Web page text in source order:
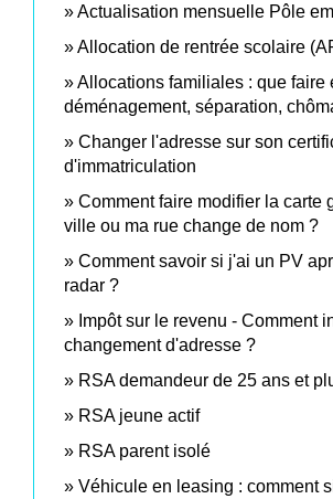
Actualisation mensuelle Pôle
Allocation de rentrée scolaire
Allocations familiales : que faire
déménagement, séparation,
Changer l'adresse sur son
d'immatriculation
Comment faire modifier la carte
ville ou ma rue change de nom ?
Comment savoir si j'ai un PV
radar ?
Impôt sur le revenu - Comment
changement d'adresse ?
RSA demandeur de 25 ans et
RSA jeune actif
RSA parent isolé
Véhicule en leasing : comment